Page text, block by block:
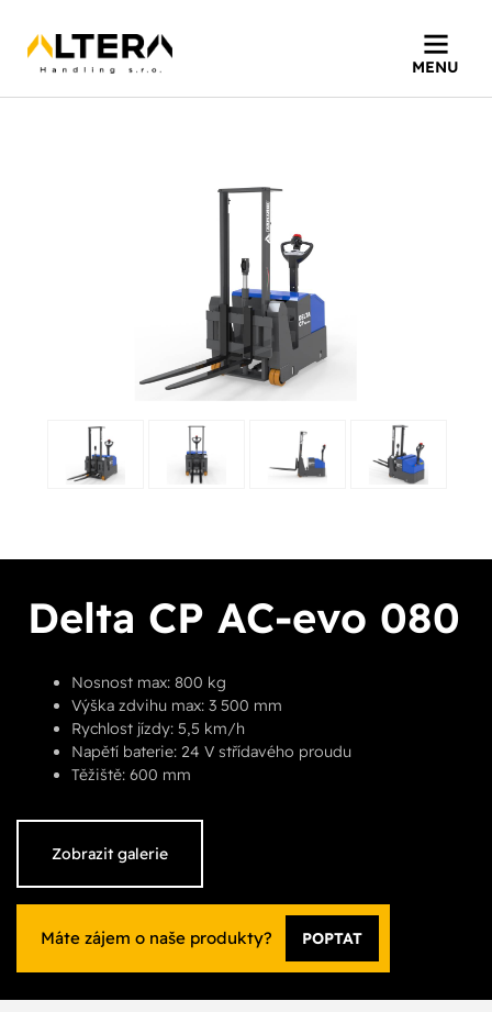
MENU
Delta CP AC-evo 080
Nosnost max: 800 kg
Výška zdvihu max: 3 500 mm
Rychlost jízdy: 5,5 km/h
Napětí baterie: 24 V střídavého proudu
Těžiště: 600 mm
Zobrazit galerie
Máte zájem o naše produkty? POPTAT